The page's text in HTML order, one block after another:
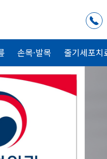
손목·발목 줄기세포치
Top
을
음으로